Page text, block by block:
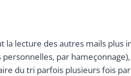
la lecture des autres mails plus
par hameçonnage),
du tri parfois plusieurs fois